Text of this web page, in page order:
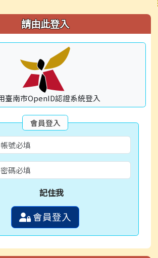
請由此登入
臺南市OpenID認證系統登入
會員登入
記住我
會員登入